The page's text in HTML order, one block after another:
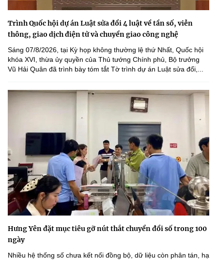
Trình Quốc hội dự án Luật sửa đổi 4 luật về tần số, viễn
thông, giao dịch điện tử và chuyển giao công nghệ
Sáng 07/8/2026, tại Kỳ họp không thường lệ thứ Nhất, Quốc hội
khóa XVI, thừa ủy quyền của Thủ tướng Chính phủ, Bộ trưởng
Vũ Hải Quân đã trình bày tóm tắt Tờ trình dự án Luật sửa đổi,...
Hưng Yên đặt mục tiêu gỡ nút thắt chuyển đổi số trong 100
ngày
Nhiều hệ thống số chưa kết nối đồng bộ, dữ liệu còn phân tán, hạ